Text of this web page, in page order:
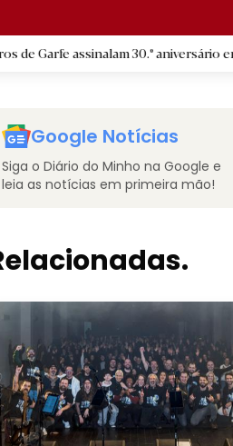
30.º aniversário em setembro
Google Notícias
Siga o Diário do Minho na Google e
leia as notícias em primeira mão!